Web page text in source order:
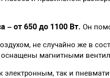
– от 650 до 1100 Вт. Он
не случайно же в
оснащены магнитными
электронным, так и